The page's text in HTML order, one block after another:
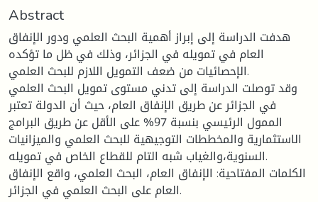
Abstract
هدفت الدراسة إلى إبراز أهمية البحث العلمي ودور الإنفاق
العام في تمويله في الجزائر، وذلك في ظل ما تؤكده
الإحصائيات من ضعف التمويل اللازم للبحث العلمي.
وقد توصلت الدراسة إلى تدني مستوى تمويل البحث العلمي
في الجزائر عن طريق الإنفاق العام، حيث أن الدولة تعتبر
الممول الرئيسي بنسبة 97% على الأقل عن طريق البرامج
الاستثمارية والمخططات التوجيهية للبحث العلمي والميزانيات
السنوية،والغياب شبه التام للقطاع الخاص في تمويله.
الكلمات المفتاحية: الإنفاق العام، البحث العلمي، واقع الإنفاق
العام على البحث العلمي في الجزائر.